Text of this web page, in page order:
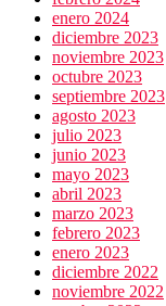
enero 2024
diciembre 2023
noviembre 2023
octubre 2023
septiembre 2023
agosto 2023
julio 2023
junio 2023
mayo 2023
abril 2023
marzo 2023
febrero 2023
enero 2023
diciembre 2022
noviembre 2022